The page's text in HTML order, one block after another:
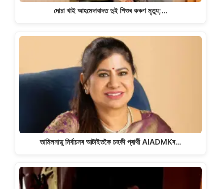
দোচা খাই আহমেদাবাদত দুই শিশুৰ কৰুণ মৃত্যু;…
তামিলনাডু নিৰ্বাচনৰ আটাইতকৈ চহকী প্ৰাৰ্থী AIADMKৰ…